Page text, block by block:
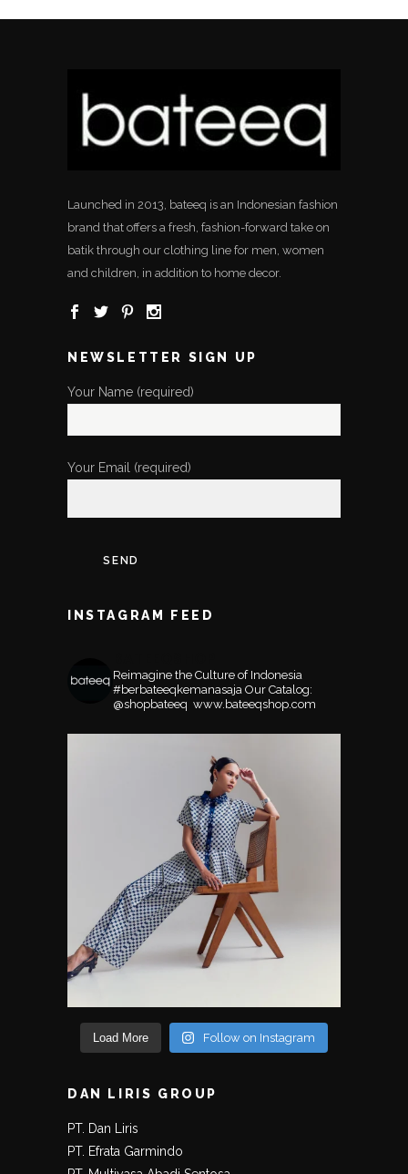
Launched in 2013, bateeq is an Indonesian fashion
brand that offers a fresh, fashion-forward take on
batik through our clothing line for men, women
and children, in addition to home decor.
NEWSLETTER SIGN UP
Your Name (required)
Your Email (required)
INSTAGRAM FEED
Reimagine the Culture of Indonesia
#berbateeqkemanasaja Our Catalog:
@shopbateeq ⁣⁣⁣⁣ www.bateeqshop.com
Load More Follow on Instagram
DAN LIRIS GROUP
PT. Dan Liris
PT. Efrata Garmindo